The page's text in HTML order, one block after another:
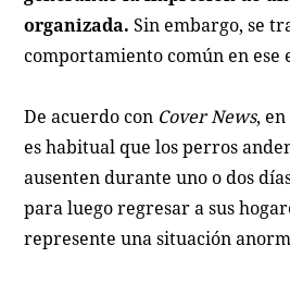
organizada. Sin embargo, se
comportamiento común en ese
De acuerdo con Cover News,
es habitual que los perros
ausenten durante uno o dos
para luego regresar a sus
represente una situación